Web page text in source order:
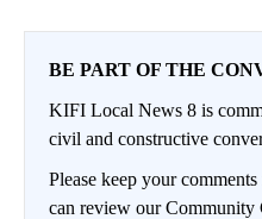
BE PART OF THE
KIFI Local News 8 is
civil and constructive
Please keep your
can review our Community